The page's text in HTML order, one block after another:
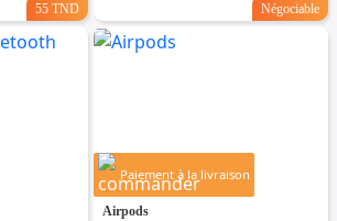
55 TND Négociable
Paiement à la livraison
Airpods